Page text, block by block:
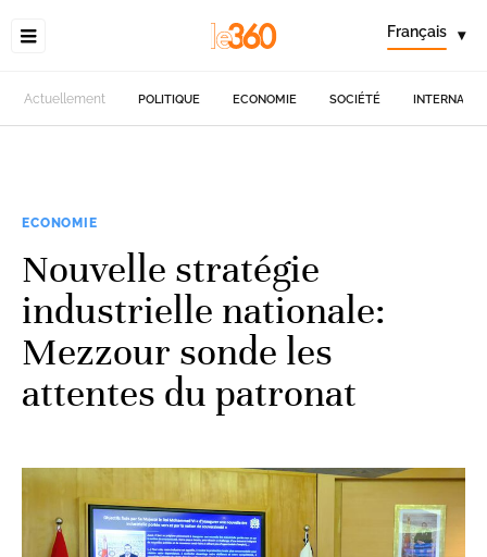
Français ▾
Actuellement POLITIQUE ECONOMIE SOCIÉTÉ
ECONOMIE
Nouvelle stratégie
industrielle nationale:
Mezzour sonde les
attentes du patronat